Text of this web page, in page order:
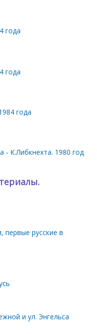
года
года
года
- К.Либкнехта. 1980 год
первые русские в
и ул. Энгельса